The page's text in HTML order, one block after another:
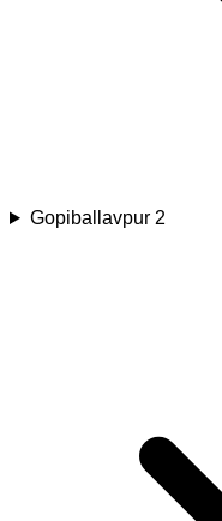
Gopiballavpur 2